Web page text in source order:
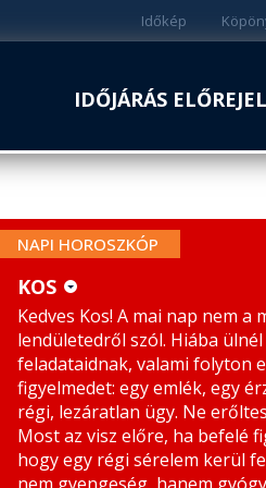
Időkép
IDŐJÁRÁS
NAPI HOROSZKÓP
KOS
BIKA
IKREK
RÁK
KOS
Kedves Kos! A mai nap nem a
lendületedről szól. Hiába
feladataidnak, valami folyton
figyelmedet: egy emlék, egy
régi, lezáratlan ügy. Ne
Most az visz előre, ha befelé
hogy egy régi sérelem kerül